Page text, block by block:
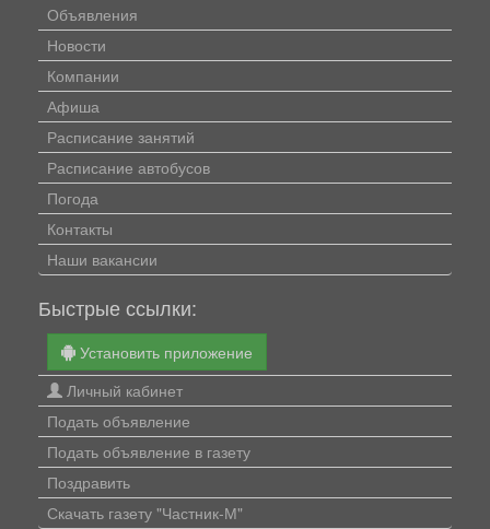
Объявления
Новости
Компании
Афиша
Расписание занятий
Расписание автобусов
Погода
Контакты
Наши вакансии
Быстрые ссылки:
Установить приложение
Личный кабинет
Подать объявление
Подать объявление в газету
Поздравить
Скачать газету "Частник-М"